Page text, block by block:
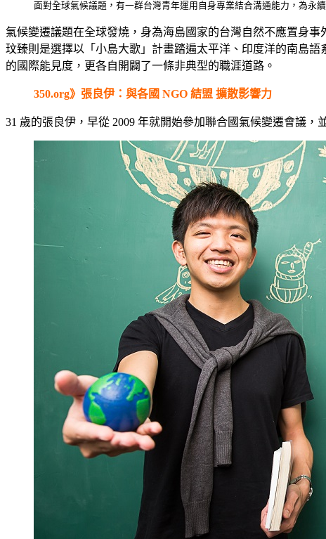
面對全球氣候議題，有一群台灣青年運用自身專業結合溝通能力，為永
氣候變遷議題在全球發燒，身為海島國家的台灣自然不應置身
玟臻則是選擇以「小島大歌」計畫踏遍太平洋、印度洋的南島
的國際能見度，更各自開闢了一條非典型的職涯道路。
350.org》 張良伊：與各國 NGO 結盟 擴散影響力
31 歲的張良伊，早從 2009 年就開始參加聯合國氣候變遷會議